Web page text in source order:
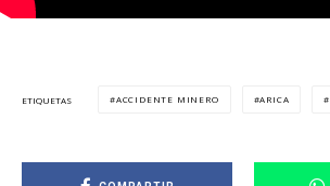
ETIQUETAS ACCIDENTE MINERO ARICA